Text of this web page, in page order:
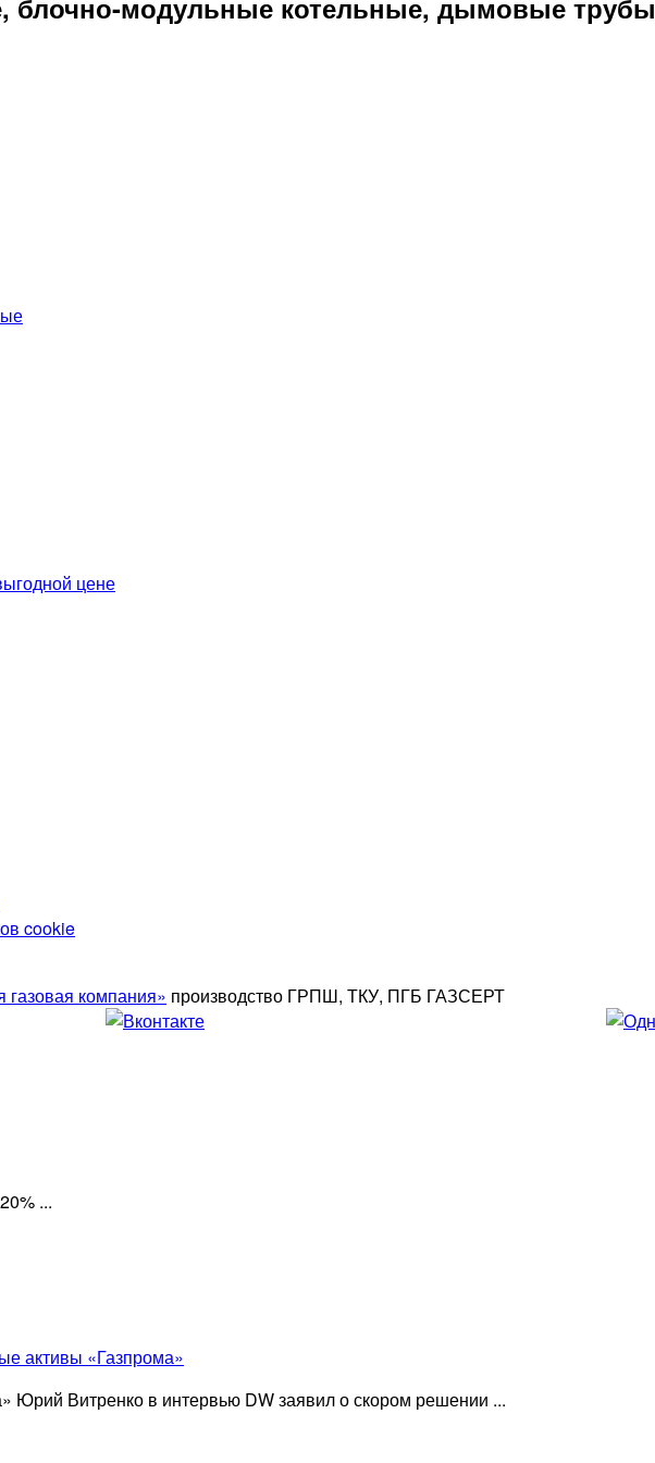
модульные котельные, дымовые трубы
цене
cookie
компания» производство ГРПШ, ТКУ, ПГБ ГАЗСЕРТ
...
активы «Газпрома»
Юрий Витренко в интервью DW заявил о скором решении ...